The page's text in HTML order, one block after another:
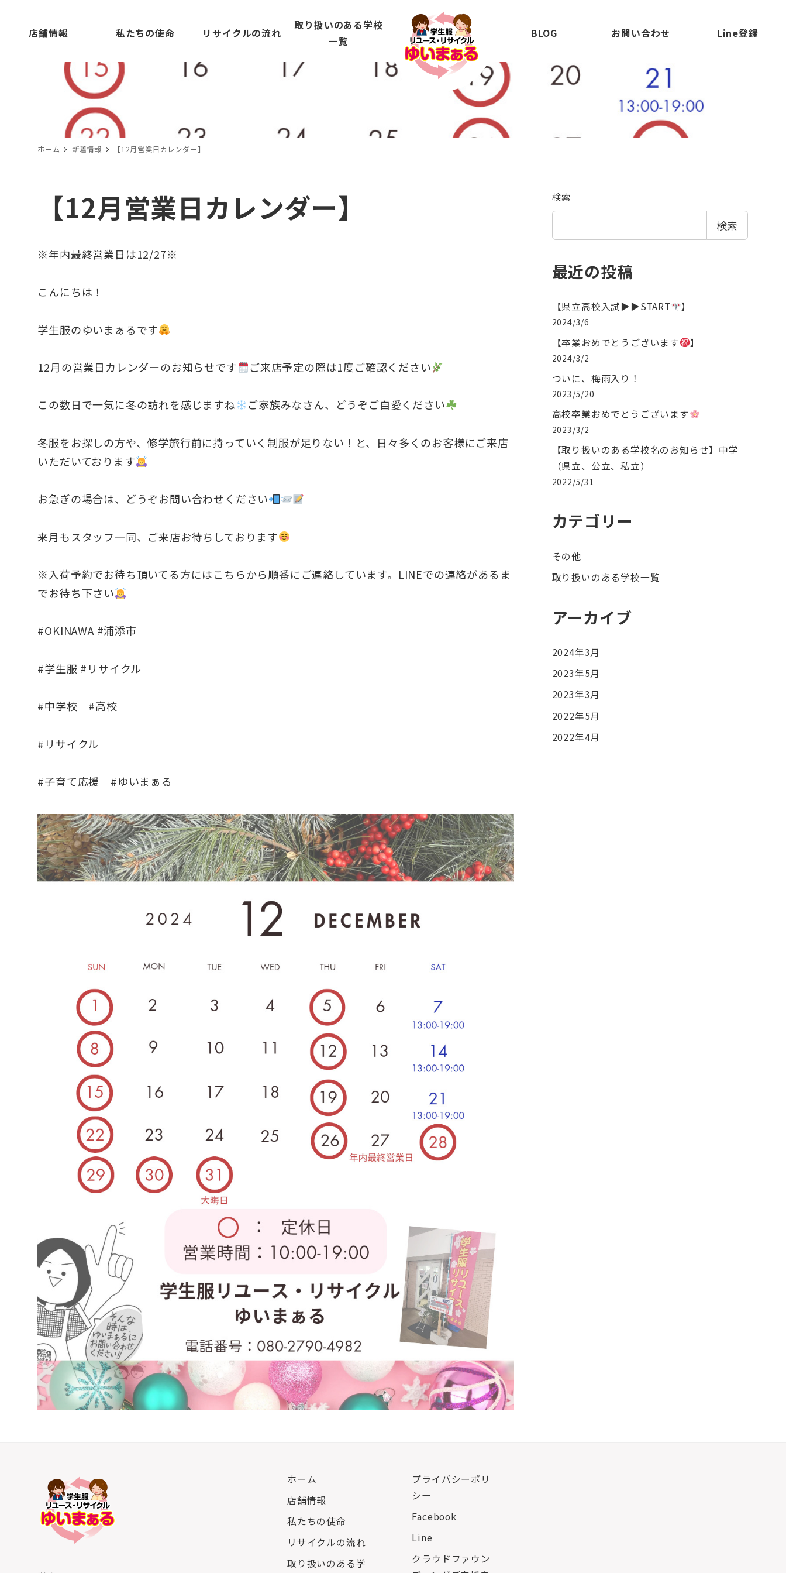
店舗情報 私たちの使命 リサイクルの流れ
取り扱いのある学校
一覧
BLOG お問い合わせ Line登録
ホーム 新着情報 【12月営業日カレンダー】
【12月営業日カレンダー】
※年内最終営業日は12/27※
こんにちは！
学生服のゆいまぁるです
12月の営業日カレンダーのお知らせです ご来店予定の際は1度ご確認ください
この数日で一気に冬の訪れを感じますね ご家族みなさん、どうぞご自愛ください
冬服をお探しの方や、修学旅行前に持っていく制服が足りない！と、日々多くのお客様にご来店
いただいております
お急ぎの場合は、どうぞお問い合わせください
来月もスタッフ一同、ご来店お待ちしております
※入荷予約でお待ち頂いてる方にはこちらから順番にご連絡しています。LINEでの連絡があるま
でお待ち下さい
#OKINAWA #浦添市
#学生服 #リサイクル
#中学校 #高校
#リサイクル
#子育て応援 #ゆいまぁる
検索
検索
最近の投稿
【県立高校入試▶︎▶︎START 】
2024/3/6
【卒業おめでとうございます 】
2024/3/2
ついに、梅雨入り！
2023/5/20
高校卒業おめでとうございます
2023/3/2
【取り扱いのある学校名のお知らせ】中学
（県立、公立、私立）
2022/5/31
カテゴリー
その他
取り扱いのある学校一覧
アーカイブ
2024年3月
2023年5月
2023年3月
2022年5月
2022年4月
ホーム
店舗情報
私たちの使命
リサイクルの流れ
取り扱いのある学
プライバシーポリ
シー
Facebook
Line
クラウドファウン